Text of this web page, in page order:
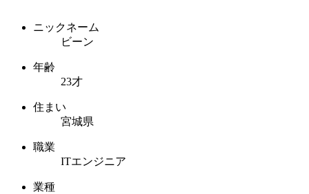
ニックネーム
ビーン
年齢
23才
住まい
宮城県
職業
ITエンジニア
業種